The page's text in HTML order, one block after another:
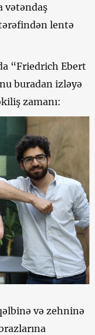
vətəndaş
lentə
“Friedrich Ebert
buradan izləyə
zamanı:
və zehninə